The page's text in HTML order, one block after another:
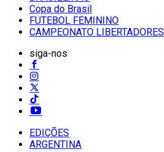
Copa do Brasil
FUTEBOL FEMININO
CAMPEONATO LIBERTADORES
siga-nos
EDIÇÕES
ARGENTINA